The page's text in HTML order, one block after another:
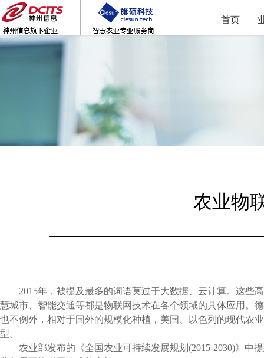
首页
农业物
2015年，被提及最多的词语莫过于大数据、云计算。这些
慧城市、智能交通等都是物联网技术在各个领域的具体应用。
也不例外，相对于国外的规模化种植，美国、以色列的现代农
型。
农业部发布的《全国农业可持续发展规划(2015-2030)》中提